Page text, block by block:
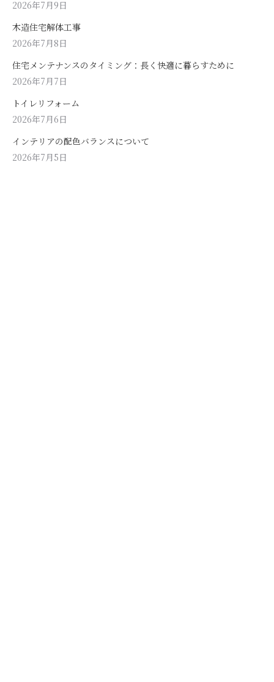
2026年7月9日
木造住宅解体工事
2026年7月8日
住宅メンテナンスのタイミング：長く快適に暮らすために
2026年7月7日
トイレリフォーム
2026年7月6日
インテリアの配色バランスについて
2026年7月5日